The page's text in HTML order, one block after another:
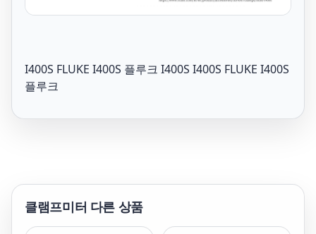
I400S FLUKE I400S 플루크 I400S I400S FLUKE I400S
플루크
클램프미터 다른 상품